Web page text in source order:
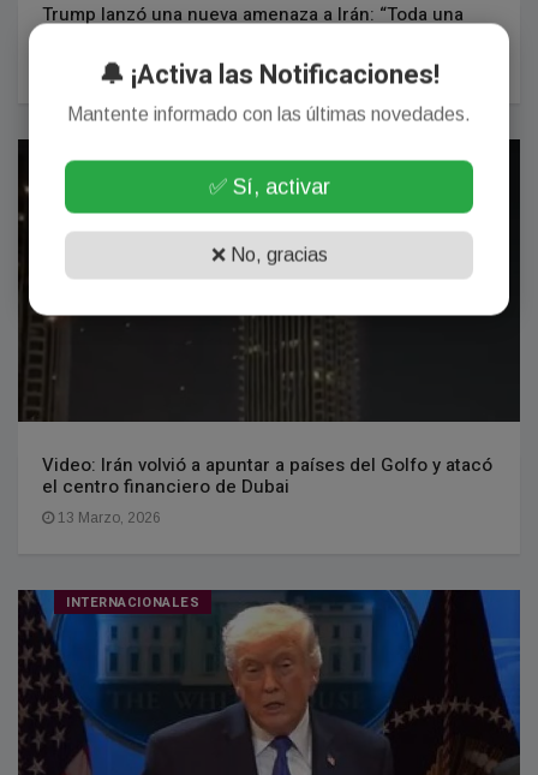
Trump lanzó una nueva amenaza a Irán: “Toda una
07 Abril, 2026
Video: Irán volvió a apuntar a países del Golfo y atacó
el centro financiero de Dubai
13 Marzo, 2026
INTERNACIONALES
🔔 ¡Activa las Notificaciones!
Mantente informado con las últimas novedades.
✅ Sí, activar
❌ No, gracias